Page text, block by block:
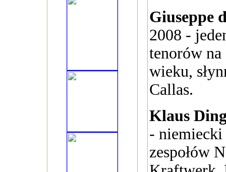
Giuseppe
2008 -
tenorów
wieku,
Callas.
Klaus
- niemiecki
zespołów